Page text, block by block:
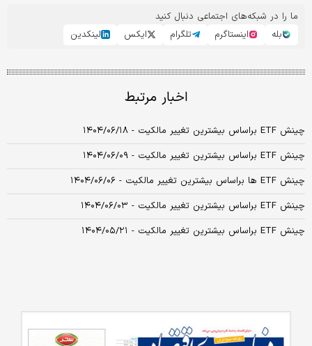
ما را در شبکه‌های اجتماعی دنبال کنید
بله
اینستاگرم تلگرام ایکس لینکدین
اخبار مرتبط
چینش ETF براساس بیشترین تغییر مالکیت - ۱۴۰۴/۰۶/۱۸
چینش ETF براساس بیشترین تغییر مالکیت - ۱۴۰۴/۰۶/۰۹
چینش ETF ها براساس بیشترین تغییر مالکیت - ۱۴۰۴/۰۶/۰۶
چینش ETF براساس بیشترین تغییر مالکیت - ۱۴۰۴/۰۶/۰۳
چینش ETF براساس بیشترین تغییر مالکیت - ۱۴۰۴/۰۵/۲۱